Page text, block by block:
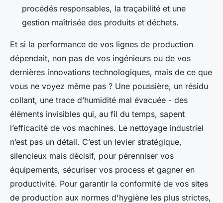
procédés responsables, la traçabilité et une
gestion maîtrisée des produits et déchets.
Et si la performance de vos lignes de production
dépendait, non pas de vos ingénieurs ou de vos
dernières innovations technologiques, mais de ce que
vous ne voyez même pas ? Une poussière, un résidu
collant, une trace d’humidité mal évacuée - des
éléments invisibles qui, au fil du temps, sapent
l’efficacité de vos machines. Le nettoyage industriel
n’est pas un détail. C’est un levier stratégique,
silencieux mais décisif, pour pérenniser vos
équipements, sécuriser vos process et gagner en
productivité. Pour garantir la conformité de vos sites
de production aux normes d'hygiène les plus strictes,